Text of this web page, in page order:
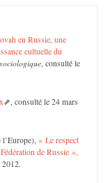
en Russie, une
cultuelle du
, consulté le
, consulté le 24 mars
« Le respect
de Russie »,
2012.